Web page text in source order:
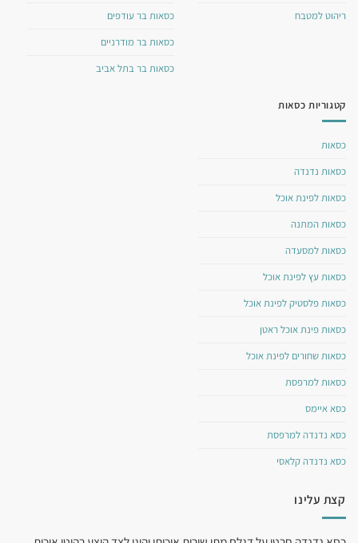
קצת עלינו
ריהוט למטבח
כסאות בר עודפים
כסאות בר מודרניים
כסאות בר בתל אביב
קטגוריות כסאות
כסאות
כסאות נדנדה
כסאות לפינת אוכל
כסאות המתנה
כסאות למסעדה
כסאות עץ לפינת אוכל
כסאות פלסטיק לפינת אוכל
כסאות פינת אוכל ראטן
כסאות שחורים לפינת אוכל
כסאות למרפסת
כסא איימס
כסא נדנדה למרפסת
כסא נדנדה קלאסי